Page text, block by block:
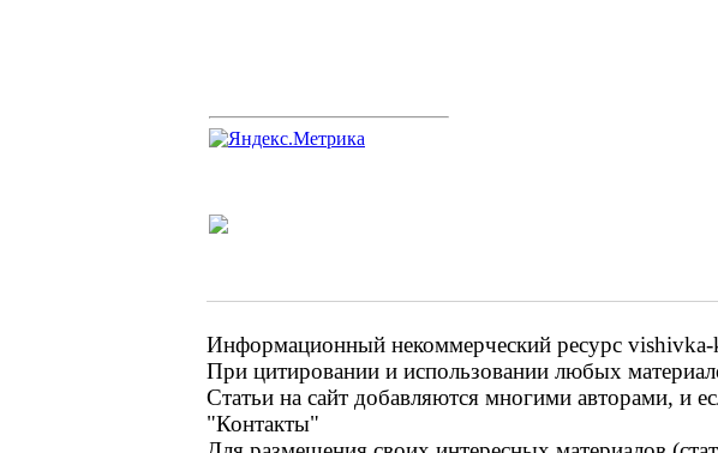
Информационный некоммерческий ресурс
При цитировании и использовании любых
Статьи на сайт добавляются многими авторами, и
"Контакты"